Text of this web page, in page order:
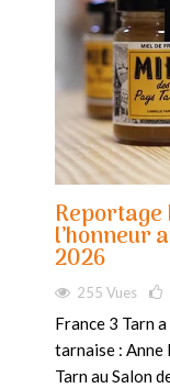
Reportage
l’honneur
2026
255 Vues
France 3 Tarn
tarnaise : Anne
Tarn au Salon